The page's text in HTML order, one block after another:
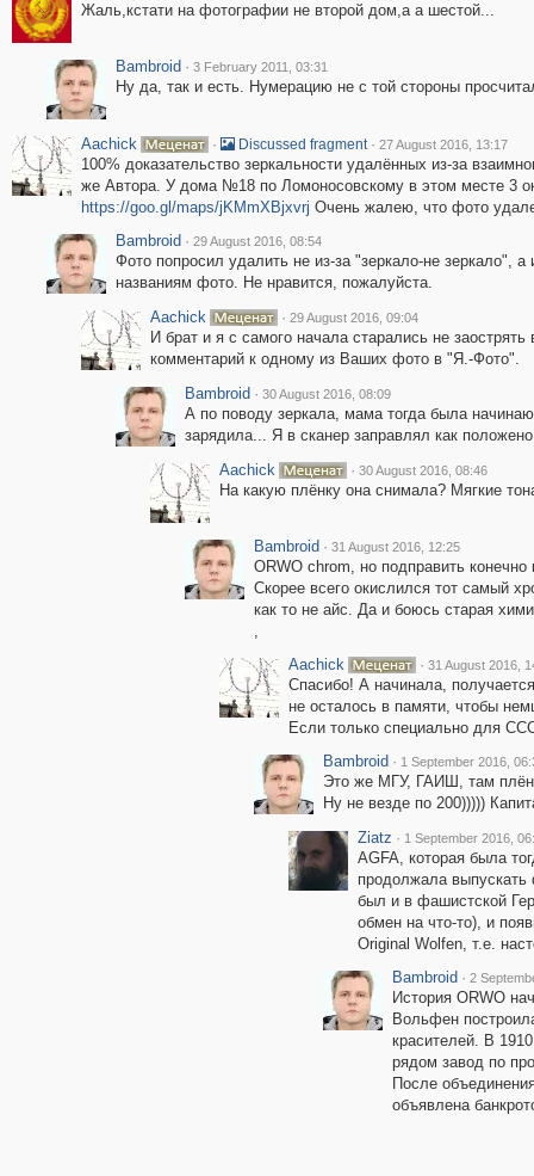
Жаль,кстати на фотографии не второй дом,а а шестой...
Bambroid · 3 February 2011, 03:31
Ну да, так и есть. Нумерацию не с той стороны
Aachick · Discussed fragment · 27 August 2016, 13:17
100% доказательство зеркальности удалённых из-за
же Автора. У дома №18 по Ломоносовскому в этом месте 3
https://goo.gl/maps/jKMmXBjxvrj Очень жалею, что фото
Bambroid · 29 August 2016, 08:54
Фото попросил удалить не из-за "зеркало-не зеркало",
названиям фото. Не нравится, пожалуйста.
Aachick
· 29 August 2016, 09:04
И брат и я с самого начала старались не
комментарий к одному из Ваших фото в "Я.-Фото".
Bambroid · 30 August 2016, 08:09
А по поводу зеркала, мама тогда была
зарядила... Я в сканер заправлял как
Aachick
· 30 August 2016, 08:46
На какую плёнку она снимала? Мягкие
Bambroid · 31 August 2016, 12:25
ORWO chrom, но подправить
Скорее всего окислился тот самый
как то не айс. Да и боюсь старая
,
Aachick
· 31 August 2016,
Спасибо! А начинала,
не осталось в памяти, чтобы
Если только специально для
Bambroid · 1 September 2016,
Это же МГУ, ГАИШ, там
Ну не везде по 200)))))
Ziatz · 1 September 2016,
AGFA, которая была
продолжала
был и в фашистской
обмен на что-то), и
Original Wolfen, т.е.
Bambroid · 2
История ORWO
Вольфен
красителей. В
рядом завод по
После
объявлена